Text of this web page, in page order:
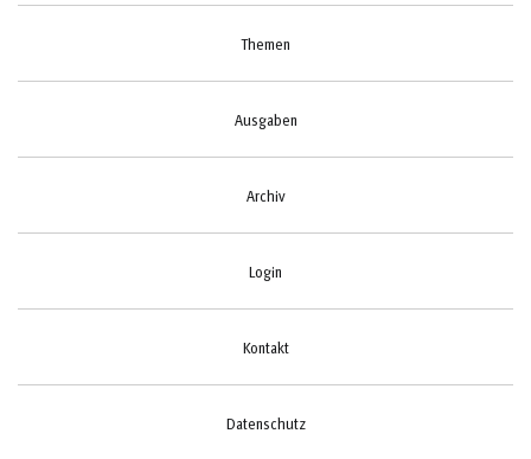
Themen
Ausgaben
Archiv
Login
Kontakt
Datenschutz